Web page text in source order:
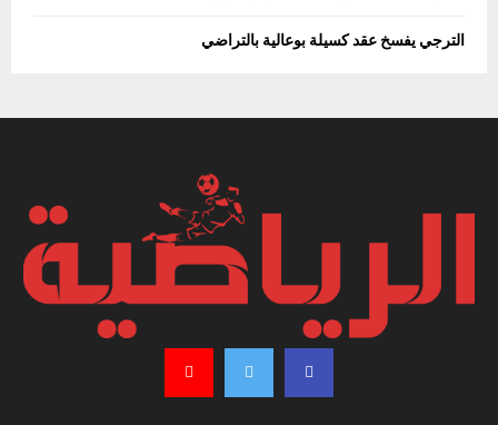
الترجي يفسخ عقد كسيلة بوعالية بالتراضي